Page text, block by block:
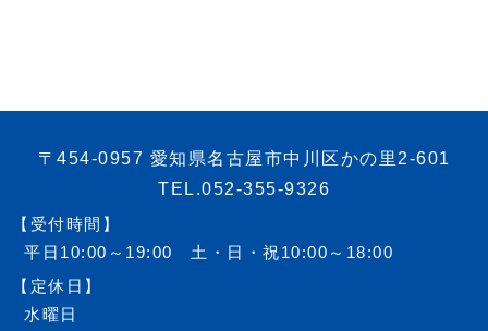
〒454-0957 愛知県名古屋市中川区かの里2-601
TEL.052-355-9326
【受付時間】
平日10:00～19:00 土・日・祝10:00～18:00
【定休日】
水曜日